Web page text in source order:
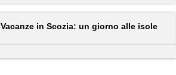
Vacanze in Scozia: un giorno alle isole